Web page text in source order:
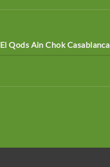
Qods Ain Chok Casablanca